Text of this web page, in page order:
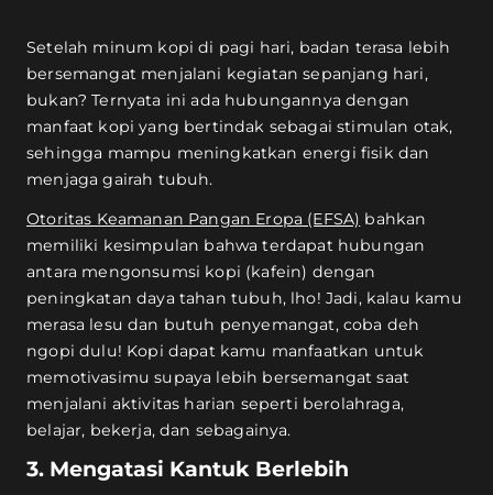
Setelah minum kopi di pagi hari, badan terasa lebih
bersemangat menjalani kegiatan sepanjang hari,
bukan? Ternyata ini ada hubungannya dengan
manfaat kopi yang bertindak sebagai stimulan otak,
sehingga mampu meningkatkan energi fisik dan
menjaga gairah tubuh.
Otoritas Keamanan Pangan Eropa (EFSA) bahkan
memiliki kesimpulan bahwa terdapat hubungan
antara mengonsumsi kopi (kafein) dengan
peningkatan daya tahan tubuh, lho! Jadi, kalau kamu
merasa lesu dan butuh penyemangat, coba deh
ngopi dulu! Kopi dapat kamu manfaatkan untuk
memotivasimu supaya lebih bersemangat saat
menjalani aktivitas harian seperti berolahraga,
belajar, bekerja, dan sebagainya.
3. Mengatasi Kantuk Berlebih